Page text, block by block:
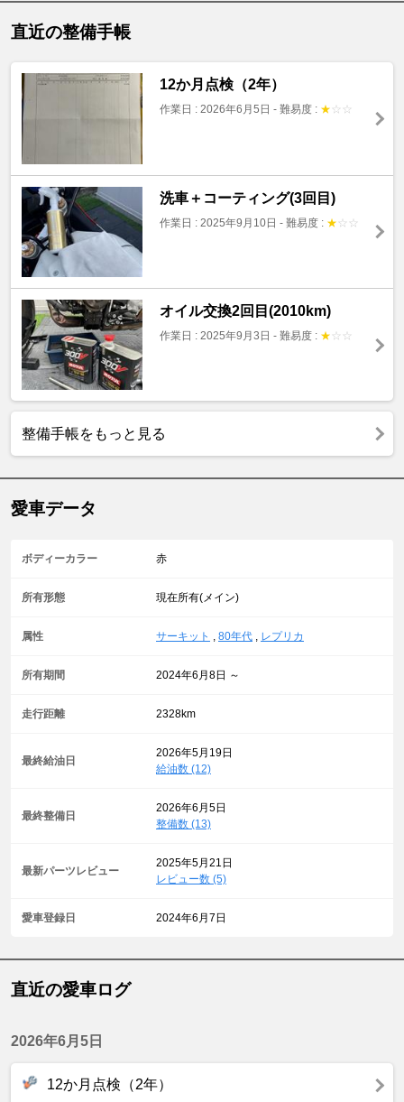
直近の整備手帳
12か月点検（2年）
作業日 : 2026年6月5日 - 難易度 : ★ ☆ ☆
洗車＋コーティング(3回目)
作業日 : 2025年9月10日 - 難易度 : ★ ☆ ☆
オイル交換2回目(2010km)
作業日 : 2025年9月3日 - 難易度 : ★ ☆ ☆
整備手帳をもっと見る
愛車データ
ボディーカラー 赤
所有形態 現在所有(メイン)
属性 サーキット , 80年代 , レプリカ
所有期間 2024年6月8日 ～
走行距離 2328km
最終給油日
2026年5月19日
給油数 (12)
最終整備日
2026年6月5日
整備数 (13)
最新パーツレビュー
2025年5月21日
レビュー数 (5)
愛車登録日 2024年6月7日
直近の愛車ログ
2026年6月5日
12か月点検（2年）